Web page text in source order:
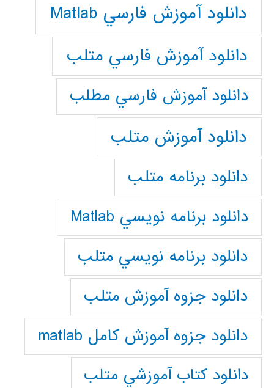
دانلود آموزش فارسي Matlab
دانلود آموزش فارسي متلب
دانلود آموزش فارسي مطلب
دانلود آموزش متلب
دانلود برنامه متلب
دانلود برنامه نويسي Matlab
دانلود برنامه نويسي متلب
دانلود جزوه آموزش متلب
دانلود جزوه آموزش کامل matlab
دانلود كتاب آموزشي متلب